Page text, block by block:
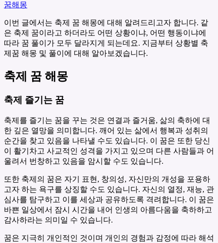
꿈해몽
이번 글에서는 축제 꿈 해몽에 대해 알려드리고자 합니다. 같
은 축제 꿈이라고 하더라도 어떤 상황이냐, 어떤 행동이냐에
따라 꿈 풀이가 모두 달라지게 되는데요. 지금부터 상황별 축
제꿈 해몽 및 풀이에 대해 알아보겠습니다.
축제 꿈 해몽
축제 즐기는 꿈
축제를 즐기는 꿈을 꾸는 것은 연결과 즐거움, 삶의 축하에 대
한 깊은 열망을 의미합니다. 깨어 있는 삶에서 행복과 성취의
순간을 찾고 있음을 나타낼 수도 있습니다. 이 꿈은 또한 당신
이 활기차고 사교적인 성격을 가지고 있으며 다른 사람들과 어
울려서 번창하고 있음을 암시할 수도 있습니다.
또한 축제의 꿈은 자기 표현, 창의성, 자신만의 개성을 포용하
고자 하는 욕구를 상징할 수도 있습니다. 자신의 열정, 재능, 관
심사를 탐구하고 이를 세상과 공유하도록 격려합니다. 이 꿈은
바쁜 일상에서 잠시 시간을 내어 인생의 아름다움을 축하하고
감사하라는 의미일 수 있습니다.
꿈은 지극히 개인적인 것이며 개인의 경험과 감정에 따라 해석